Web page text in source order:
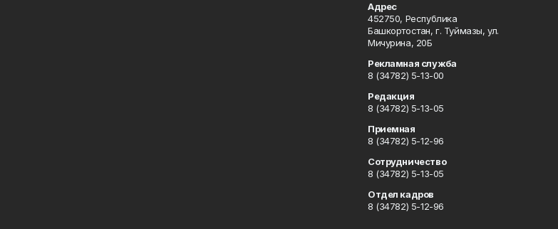
Адрес
452750, Республика
Башкортостан, г. Туймазы, ул.
Мичурина, 20Б
Рекламная служба
8 (34782) 5-13-00
Редакция
8 (34782) 5-13-05
Приемная
8 (34782) 5-12-96
Сотрудничество
8 (34782) 5-13-05
Отдел кадров
8 (34782) 5-12-96